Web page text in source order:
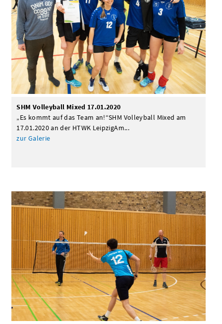
SHM Volleyball Mixed 17.01.2020
„Es kommt auf das Team an!“SHM Volleyball Mixed am
17.01.2020 an der HTWK LeipzigAm...
zur Galerie